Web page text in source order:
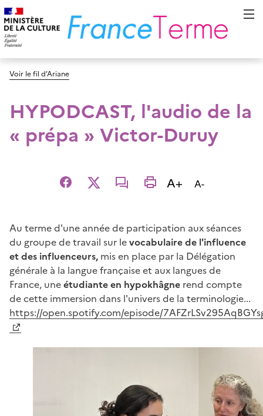
Voir le fil d’Ariane
HYPODCAST, l'audio de la
« prépa » Victor-Duruy
Facebook
X email imprimer
A+ Augmenter
A-Diminuer la
Au terme d'une année de participation aux séances
du groupe de travail sur levocabulaire de l'influence
et des influenceurs, mis en place par la Délégation
générale à la langue française et aux langues de
France, uneétudiante en hypokhâgne rend compte
de cette immersion dans l'univers de la terminologie...
https://open.spotify.com/episode/